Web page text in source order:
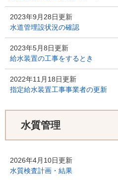
2023年9月28日更新
水道管埋設状況の確認
2023年5月8日更新
給水装置の工事をするとき
2022年11月18日更新
指定給水装置工事事業者の更新
水質管理
2026年4月10日更新
水質検査計画・結果